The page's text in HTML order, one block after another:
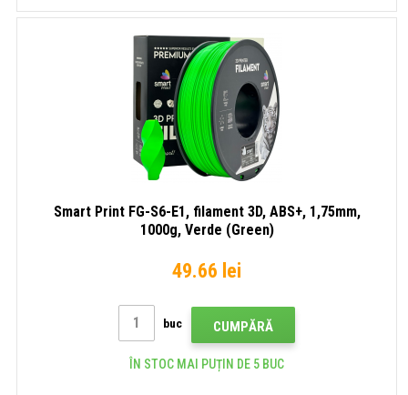
Smart Print FG-S6-E1, filament 3D, ABS+, 1,75mm,
1000g, Verde (Green)
49.66 lei
buc CUMPĂRĂ
ÎN STOC MAI PUȚIN DE 5 BUC